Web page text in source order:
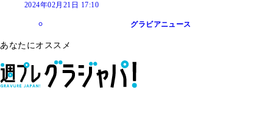
2024年02月21日 17:10
グラビアニュース
あなたにオススメ